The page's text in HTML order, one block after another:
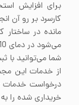
مانده در ساختار
می‌شود در دمای 1010 تا 1120عملیات آنیل انجام شود.
شما می‌توانید با
از خدمات این
درخواست خدمات
خریداری شده را